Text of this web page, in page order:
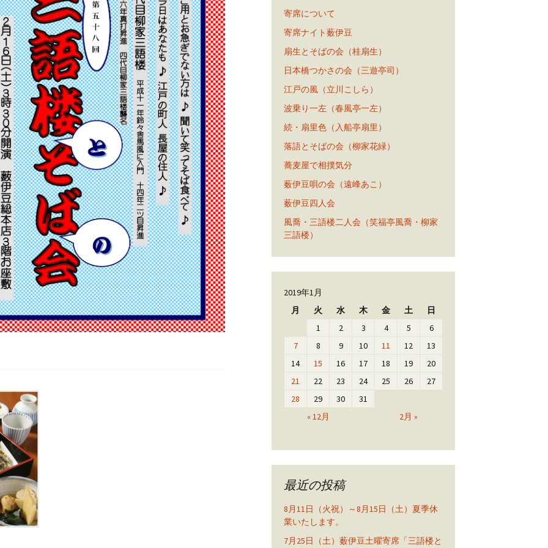
寄席について
寄席ナイト薮伊豆
扇生とそばの会（桂扇生）
日本橋つかさの会（三遊亭司）
江戸の風（立川こしら）
波乗り一左（春風亭一左）
続・扇里色（入船亭扇里）
落語とそばの会（柳家花緑）
蕎麦屋で相撲気分
薮伊豆唄の会（遠峰あこ）
薮伊豆四人会
風喬・三語楼二人会（笑福亭風喬・柳家
三語楼）
2019年1月
月
火 水 木 金 土 日
« 12月 2月 »
1 2 3 4 5
6
7
8 9 10 11 12
13
14
15 16 17 18 19
20
21
22 23 24 25 26
27
28
29 30 31
最近の投稿
8月11日（火祝）～8月15日（土）夏季休
業いたします。
7月25日（土）薮伊豆土曜寄席「三語楼と